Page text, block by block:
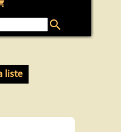
search
liste